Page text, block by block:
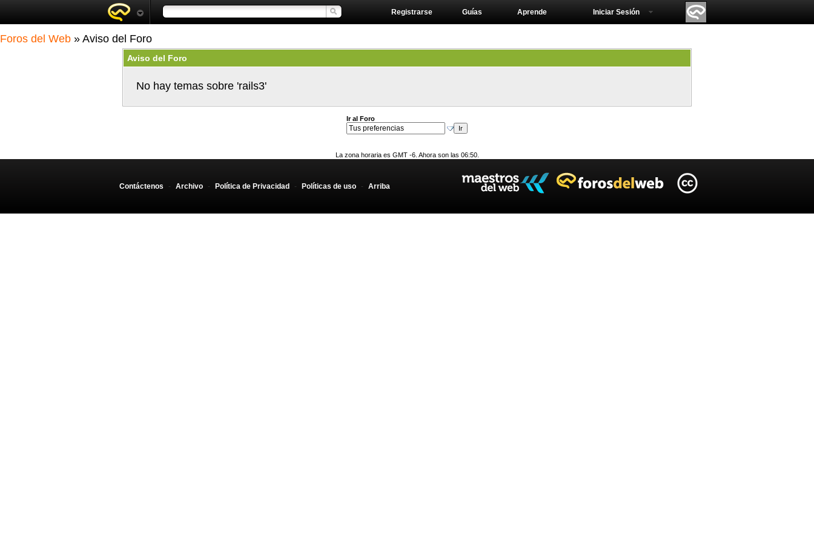
Aprende
Guías
Registrarse Iniciar Sesión
Foros del Web » Aviso del Foro
Aviso del Foro
No hay temas sobre 'rails3'
Ir al Foro
La zona horaria es GMT -6. Ahora son las 06:50.
Contáctenos - Archivo - Política de Privacidad - Políticas de uso - Arriba